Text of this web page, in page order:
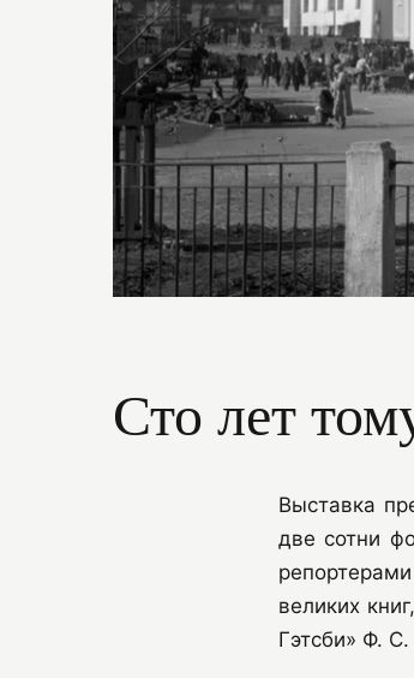
Сто лет
Выставка
две сотни
великих
Гэтсби» Ф.